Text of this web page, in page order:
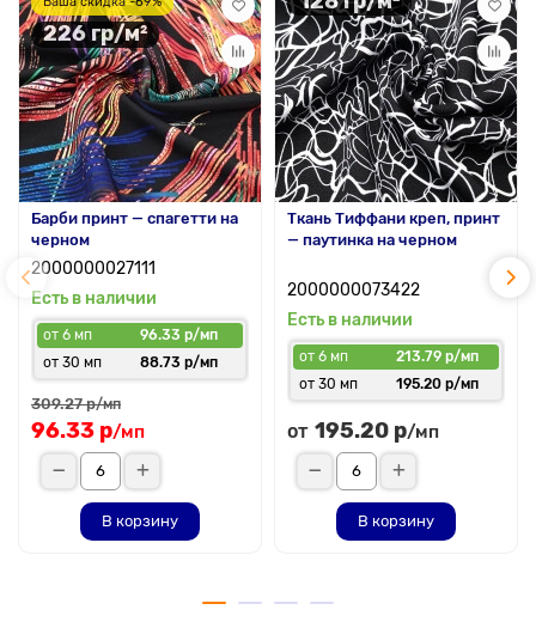
226 гр/м²
Барби принт — спагетти на
черном
2000000027111
Есть в наличии
от 6 мп
96.33 р/мп
от 30 мп
88.73 р/мп
309.27 р/мп
96.33 р/мп
В корзину
Ткань Тиффани креп, принт
— паутинка на черном
2000000073422
Есть в наличии
от 6 мп
213.79 р/мп
от 30 мп
195.20 р/мп
от 195.20 р/мп
В корзину